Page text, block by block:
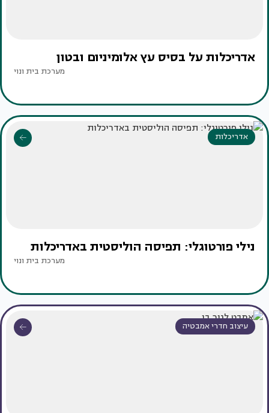
אדריכלות על בסיס עץ אלומיניום ובטון
מערכת בית ונוי
אדריכלות
נילי פורטוגלי: תפיסה הוליסטית באדריכלות
מערכת בית ונוי
עיצוב חדרי אמבטיה